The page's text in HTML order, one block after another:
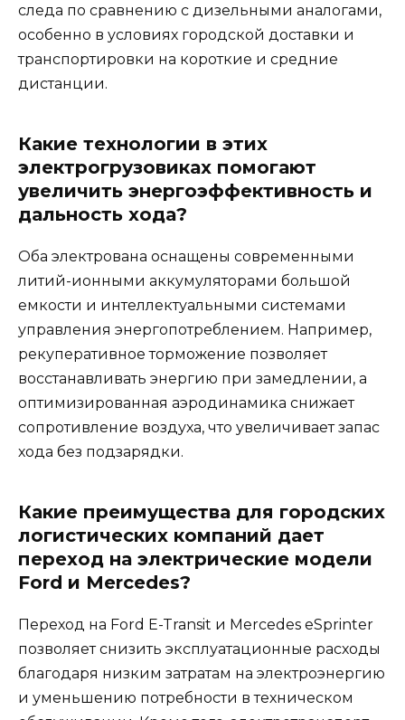
следа по сравнению с дизельными аналогами,
особенно в условиях городской доставки и
транспортировки на короткие и средние
дистанции.
Какие технологии в этих
электрогрузовиках помогают
увеличить энергоэффективность и
дальность хода?
Оба электрована оснащены современными
литий-ионными аккумуляторами большой
емкости и интеллектуальными системами
управления энергопотреблением. Например,
рекуперативное торможение позволяет
восстанавливать энергию при замедлении, а
оптимизированная аэродинамика снижает
сопротивление воздуха, что увеличивает запас
хода без подзарядки.
Какие преимущества для городских
логистических компаний дает
переход на электрические модели
Ford и Mercedes?
Переход на Ford E-Transit и Mercedes eSprinter
позволяет снизить эксплуатационные расходы
благодаря низким затратам на электроэнергию
и уменьшению потребности в техническом